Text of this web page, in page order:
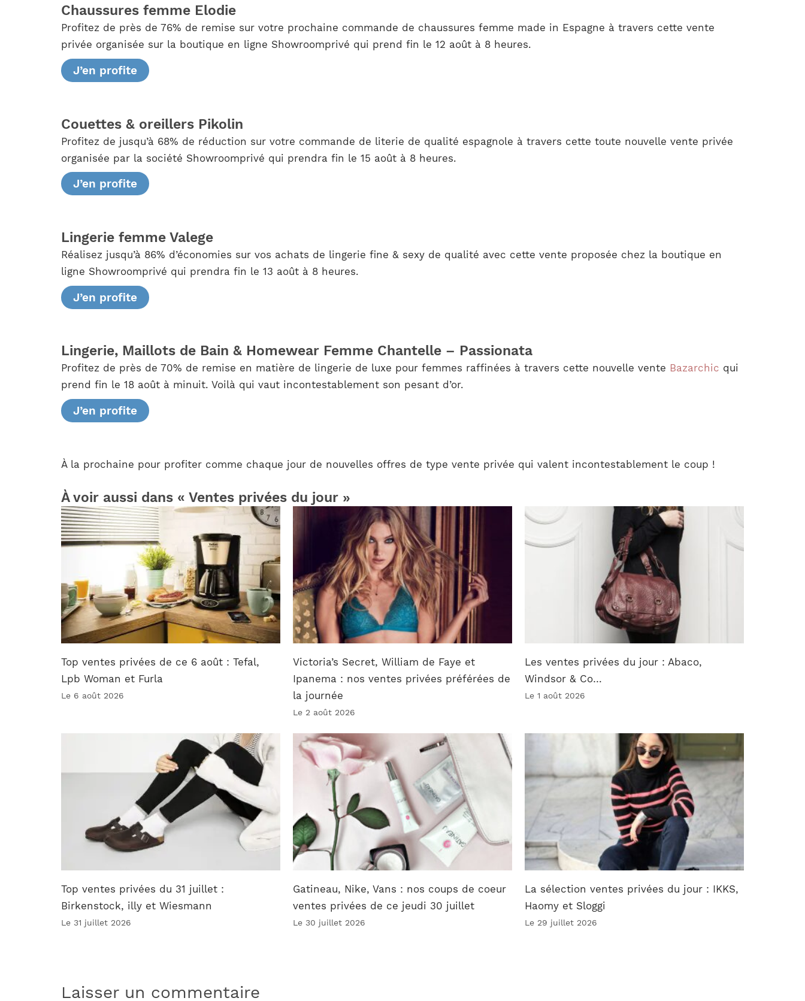
Chaussures femme Elodie
Profitez de près de 76% de remise sur votre prochaine commande de chaussures femme made in Espagne à travers cette vente
privée organisée sur la boutique en ligne Showroomprivé qui prend fin le 12 août à 8 heures.
J’en profite
Couettes & oreillers Pikolin
Profitez de jusqu’à 68% de réduction sur votre commande de literie de qualité espagnole à travers cette toute nouvelle vente privée
organisée par la société Showroomprivé qui prendra fin le 15 août à 8 heures.
J’en profite
Lingerie femme Valege
Réalisez jusqu’à 86% d’économies sur vos achats de lingerie fine & sexy de qualité avec cette vente proposée chez la boutique en
ligne Showroomprivé qui prendra fin le 13 août à 8 heures.
J’en profite
Lingerie, Maillots de Bain & Homewear Femme Chantelle – Passionata
Profitez de près de 70% de remise en matière de lingerie de luxe pour femmes raffinées à travers cette nouvelle vente Bazarchic qui
prend fin le 18 août à minuit. Voilà qui vaut incontestablement son pesant d’or.
J’en profite
À la prochaine pour profiter comme chaque jour de nouvelles offres de type vente privée qui valent incontestablement le coup !
À voir aussi dans « Ventes privées du jour »
Top ventes privées de ce 6 août : Tefal,
Lpb Woman et Furla
Le 6 août 2026
Victoria’s Secret, William de Faye et
Ipanema : nos ventes privées préférées de
la journée
Le 2 août 2026
Les ventes privées du jour : Abaco,
Windsor & Co…
Le 1 août 2026
Top ventes privées du 31 juillet :
Birkenstock, illy et Wiesmann
Le 31 juillet 2026
Gatineau, Nike, Vans : nos coups de coeur
ventes privées de ce jeudi 30 juillet
Le 30 juillet 2026
La sélection ventes privées du jour : IKKS,
Haomy et Sloggi
Le 29 juillet 2026
Laisser un commentaire